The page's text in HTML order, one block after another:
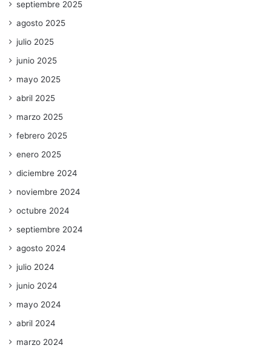
septiembre 2025
agosto 2025
julio 2025
junio 2025
mayo 2025
abril 2025
marzo 2025
febrero 2025
enero 2025
diciembre 2024
noviembre 2024
octubre 2024
septiembre 2024
agosto 2024
julio 2024
junio 2024
mayo 2024
abril 2024
marzo 2024